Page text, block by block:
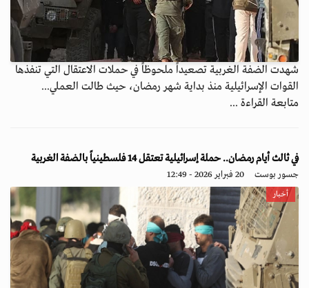
شهدت الضفة الغربية تصعيداً ملحوظاً في حملات الاعتقال التي تنفذها
القوات الإسرائيلية منذ بداية شهر رمضان، حيث طالت العملي...
متابعة القراءة ...
في ثالث أيام رمضان.. حملة إسرائيلية تعتقل 14 فلسطينياً بالضفة الغربية
جسور بوست 20 فبراير 2026 - 12:49
أخبار